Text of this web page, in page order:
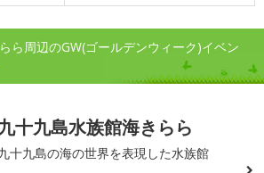
ら周辺のGW(ゴールデンウィーク)イベン
十九島水族館海きらら
十九島の海の世界を表現した水族館